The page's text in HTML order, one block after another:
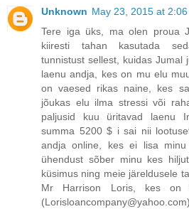
Unknown May 23, 2015 at 2:06
Tere iga üks, ma olen proua
kiiresti tahan kasutada
tunnistust sellest, kuidas Jumal
laenu andja, kes on mu elu
on vaesed rikas naine, kes
jõukas elu ilma stressi või
paljusid kuu üritavad laenu
summa 5200 $ i sai nii
andja online, kes ei lisa
ühendust sõber minu kes
küsimus ning meie järeldusele
Mr Harrison Loris, kes on